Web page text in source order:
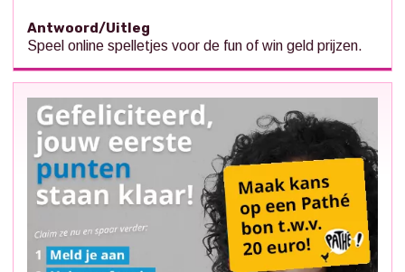
Antwoord/Uitleg
Speel online spelletjes voor de fun of win geld prijzen.